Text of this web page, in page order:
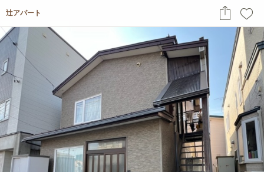
辻アパート